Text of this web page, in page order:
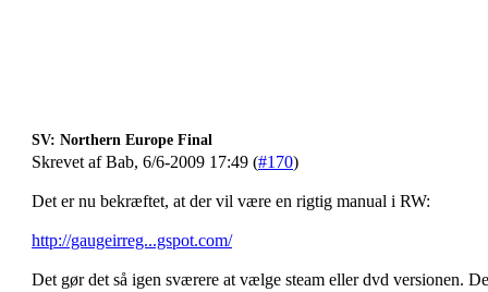
SV: Northern Europe Final
Skrevet af Bab, 6/6-2009 17:49 (#170)
Det er nu bekræftet, at der vil være en rigtig manual i RW:
http://gaugeirreg...gspot.com/
Det gør det så igen sværere at vælge steam eller dvd versionen.